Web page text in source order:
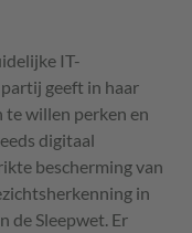
IT-
geeft in haar
te willen perken en
digitaal
bescherming van
in
de Sleepwet. Er